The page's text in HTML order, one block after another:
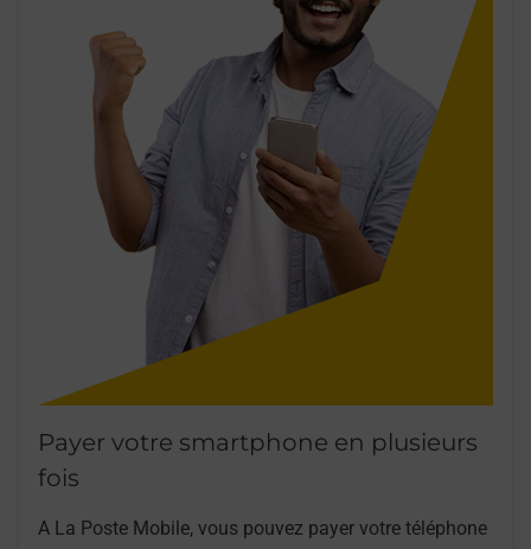
Payer votre smartphone en plusieurs
fois
A La Poste Mobile, vous pouvez payer votre téléphone